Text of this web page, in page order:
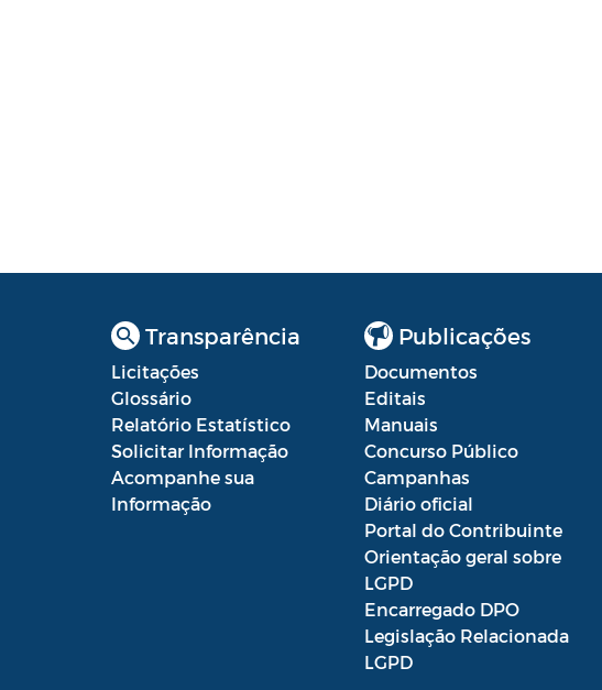
Transparência
Licitações
Glossário
Relatório Estatístico
Solicitar Informação
Acompanhe sua
Informação
Publicações
Documentos
Editais
Manuais
Concurso Público
Campanhas
Diário oficial
Portal do Contribuinte
Orientação geral sobre
LGPD
Encarregado DPO
Legislação Relacionada
LGPD